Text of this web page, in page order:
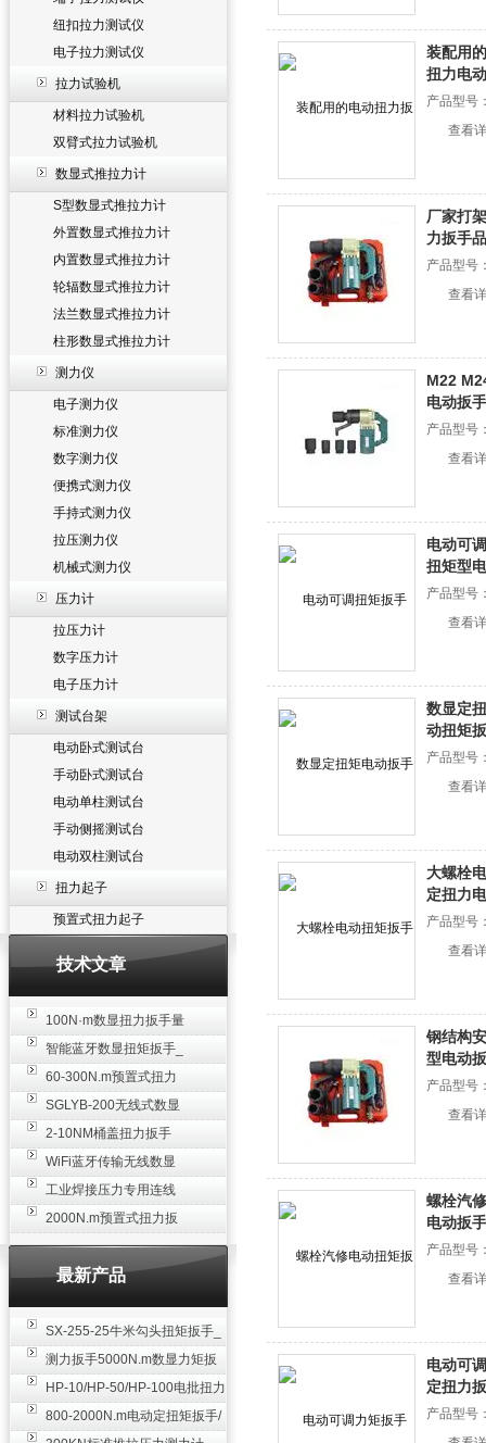
纽扣拉力测试仪
电子拉力测试仪
拉力试验机
材料拉力试验机
双臂式拉力试验机
数显式推拉力计
S型数显式推拉力计
外置数显式推拉力计
内置数显式推拉力计
轮辐数显式推拉力计
法兰数显式推拉力计
柱形数显式推拉力计
测力仪
电子测力仪
标准测力仪
数字测力仪
便携式测力仪
手持式测力仪
拉压测力仪
机械式测力仪
压力计
拉压力计
数字压力计
电子压力计
测试台架
电动卧式测试台
手动卧式测试台
电动单柱测试台
手动侧摇测试台
电动双柱测试台
扭力起子
预置式扭力起子
技术文章
100N·m数显扭力扳手量
程 高精度可调数字扭矩
工具 测力扳手厂家
智能蓝牙数显扭矩扳手_
模拟量/蓝牙传输/WIFI输
出/无线扭力扳手厂家
60-300N.m预置式扭力
扳手 SGTG-300预制扭
矩扳手高精度厂家
SGLYB-200无线式数显
扭矩扳手 40-200N.m可
连手机电脑蓝牙扭力扳
手厂家
2-10NM桶盖扭力扳手
油桶盖数显扭矩工具 手
动电子力矩扳手厂家
WiFi蓝牙传输无线数显
扭力扳手 100N.m远距无
线传输数显扭矩紧固扳
手厂家
工业焊接压力专用连线
式推拉力计 200N.m焊点
压力微型传感器测力仪
厂家
2000N.m预置式扭力扳
手 可调扭矩定值扭矩扳
手 安装专用力矩扳手厂
最新产品
SX-255-25牛米勾头扭矩扳手_
螺栓紧固扭力扳手
测力扳手5000N.m数显力矩扳
手 非标扭力扳手工业级
HP-10/HP-50/HP-100电批扭力
测试仪,测量仪
800-2000N.m电动定扭矩扳手/
装配用
扭力电
产品型号
查看
厂家打
力扳手
产品型号
查看
M22
电动扳
产品型号
查看
电动可
扭矩型
产品型号
查看
数显定
动扭矩
产品型号
查看
大螺栓
定扭力
产品型号
查看
钢结构
型电动
产品型号
查看
螺栓汽
电动扳
产品型号
查看
电动可
定扭力
产品型号